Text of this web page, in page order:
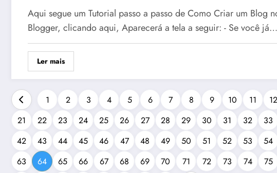
Aqui segue um Tutorial passo a passo de Como Criar um Blog
Blogger, clicando aqui, Aparecerá a tela a seguir: - Se você já…
Ler mais
1 2 3 4 5 6 7 8 9 10 11 12
21
22 23 24 25 26 27 28 29 30 31 32 33
42
43 44 45 46 47 48 49 50 51 52 53 54
63
64 65 66 67 68 69 70 71 72 73 74 75